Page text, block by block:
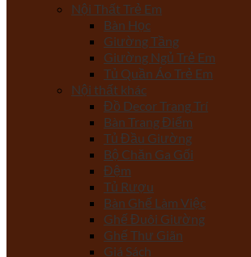
Nội Thất Trẻ Em
Bàn Học
Giường Tầng
Giường Ngủ Trẻ Em
Tủ Quần Áo Trẻ Em
Nội thất khác
Đồ Decor Trang Trí
Bàn Trang Điểm
Tủ Đầu Giường
Bộ Chăn Ga Gối
Đệm
Tủ Rượu
Bàn Ghế Làm Việc
Ghế Đuôi Giường
Ghế Thư Giãn
Giá Sách